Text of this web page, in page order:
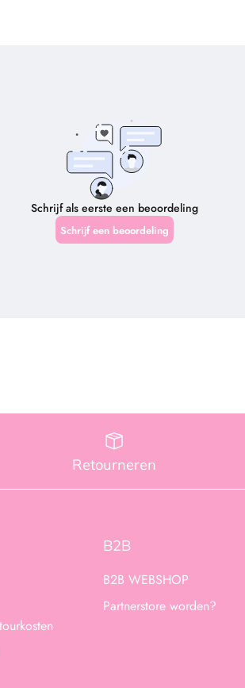
Retourneren
B2B
B2B WEBSHOP
Partnerstore worden?